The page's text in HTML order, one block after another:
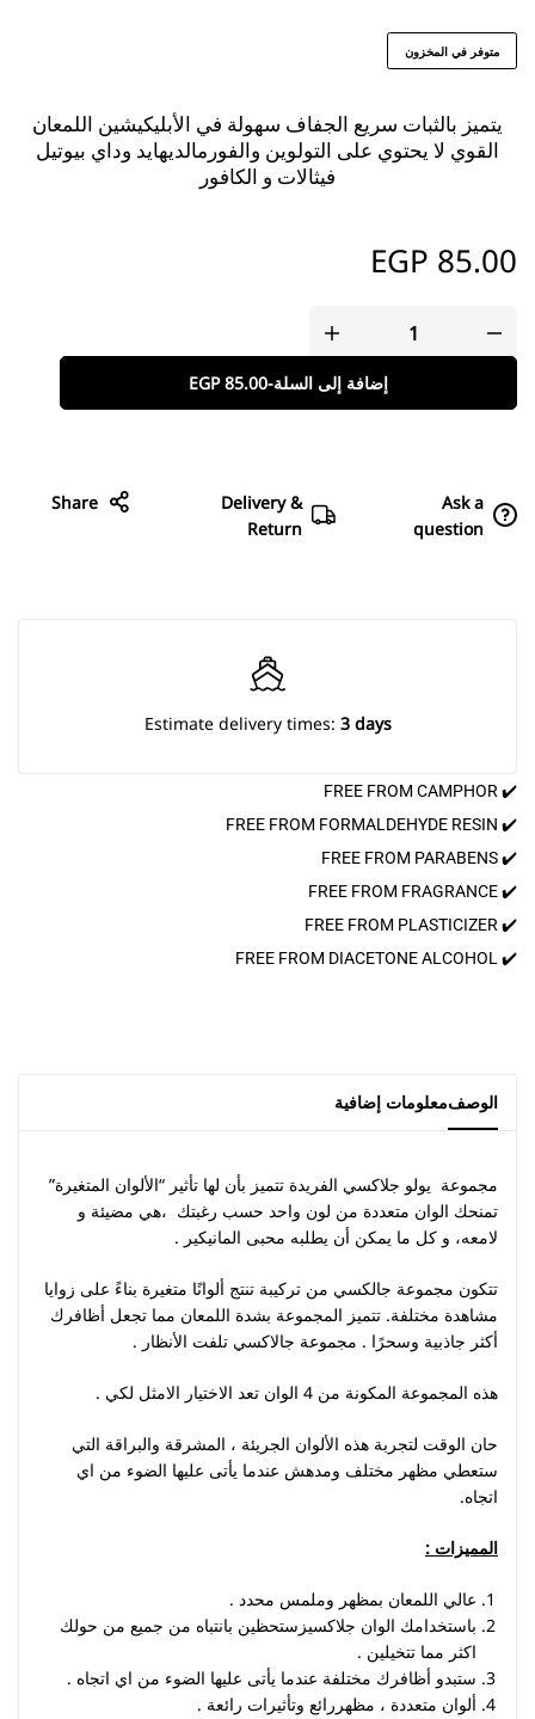
متوفر في المخزون
يتميز بالثبات سريع الجفاف سهولة في الأبليكيشين اللمعان
القوي لا يحتوي على التولوين والفورمالديهايد وداي بيوتيل
فيثالات و الكافور
EGP 85.00
إضافة إلى السلة-
EGP85.00
Ask a
question
Delivery &
Return
Share
Estimate delivery times: 3 days
✔️ FREE FROM CAMPHOR
✔️ FREE FROM FORMALDEHYDE RESIN
✔️ FREE FROM PARABENS
✔️ FREE FROM FRAGRANCE
✔️ FREE FROM PLASTICIZER
✔️ FREE FROM DIACETONE ALCOHOL
الوصفمعلومات إضافية
مجموعة يولو جلاكسي الفريدة تتميز بأن لها تأثير “الألوان المتغيرة”
تمنحك الوان متعددة من لون واحد حسب رغبتك ،هي مضيئة و
لامعه، و كل ما يمكن أن يطلبه محبى المانيكير .
تتكون مجموعة جالكسي من تركيبة تنتج ألوانًا متغيرة بناءً على زوايا
مشاهدة مختلفة. تتميز المجموعة بشدة اللمعان مما تجعل أظافرك
أكثر جاذبية وسحرًا . مجموعة جالاكسي تلفت الأنظار .
هذه المجموعة المكونة من 4 الوان تعد الاختيار الامثل لكي .
حان الوقت لتجربة هذه الألوان الجريئة ، المشرقة والبراقة التي
ستعطي مظهر مختلف ومدهش عندما يأتى عليها الضوء من اي
اتجاه.
المميزات :
عالي اللمعان بمظهر وملمس محدد .
باستخدامك الوان جلاكسيزستحظين بانتباه من جميع من حولك
اكثر مما تتخيلين .
ستبدو أظافرك مختلفة عندما يأتى عليها الضوء من اي اتجاه .
ألوان متعددة ، مظهررائع وتأثيرات رائعة .